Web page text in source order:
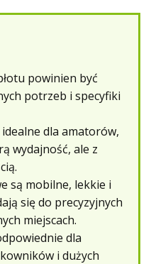
powinien być
potrzeb i specyfiki
dla amatorów,
wydajność, ale z
są mobilne, lekkie i
się do precyzyjnych
miejscach.
dla
i dużych